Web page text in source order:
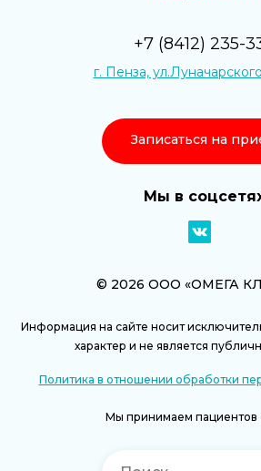
© 2026 ООО «ОМЕГА
Информация на сайте носит
характер и не является
Политика в отношении обработки
Мы принимаем пациентов
+7 (8412) 235-
г. Пенза,
Записаться на
Мы в